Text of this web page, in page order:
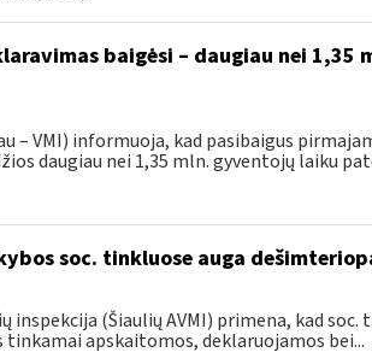
baigėsi – daugiau nei 1,35
– VMI) informuoja, kad pasibaigus
daugiau nei 1,35 mln. gyventojų laiku
soc. tinkluose auga
(Šiaulių AVMI) primena, kad
apskaitomos, deklaruojamos bei...